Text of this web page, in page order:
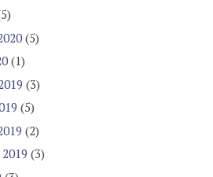
(5)
(1)
(3)
(5)
(2)
(3)